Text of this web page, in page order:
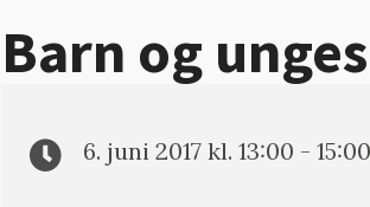
Barn og
6. juni 2017 kl. 13:00 - 15:00